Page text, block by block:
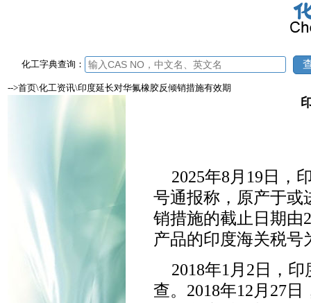
化工字典查询：
-->首页\化工资讯\印度延长对华氟橡胶反倾销措施有效期
2025年8月19日，
号通报称，原产于或
销措施的截止日期由
产品的印度海关税号
2018年1月2日，
查。2018年12月27